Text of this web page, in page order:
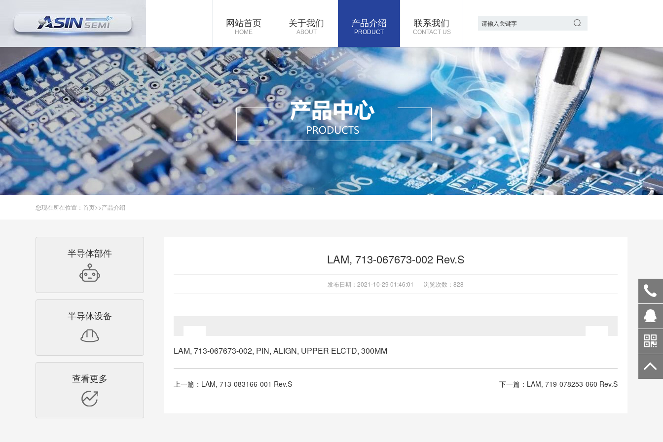
网站首页
HOME
关于我们
ABOUT
产品介绍
PRODUCT
联系我们
CONTACT US
您现在所在位置： 首页>>产品介绍
半导体部件
半导体设备
查看更多
LAM, 713-067673-002 Rev.S
发布日期：2021-10-29 01:46:01 浏览次数： 828
LAM, 713-067673-002, PIN, ALIGN, UPPER ELCTD, 300MM
上一篇： LAM, 713-083166-001 Rev.S 下一篇： LAM, 719-078253-060 Rev.S